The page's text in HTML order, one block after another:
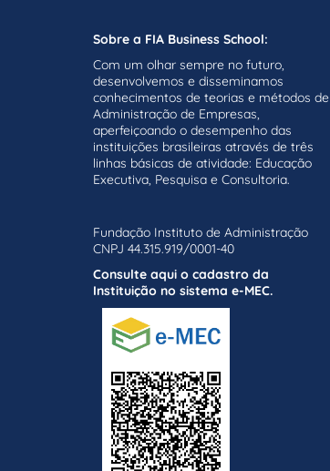
Sobre a FIA Business School:
Com um olhar sempre no futuro,
desenvolvemos e disseminamos
conhecimentos de teorias e métodos de
Administração de Empresas,
aperfeiçoando o desempenho das
instituições brasileiras através de três
linhas básicas de atividade: Educação
Executiva, Pesquisa e Consultoria.
Fundação Instituto de Administração
CNPJ 44.315.919/0001-40
Consulte aqui o cadastro da
Instituição no sistema e-MEC.